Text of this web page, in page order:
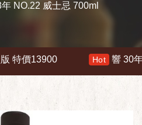
NO.22 威士忌 700ml
價13900 響 30年 特